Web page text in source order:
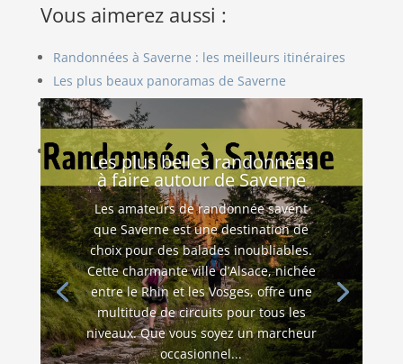
Vous aimerez aussi :
Randonnées à Saverne : les meilleurs itinéraires
Les plus beaux panoramas de Saverne
Saverne, une ville écologique et respectueuse de
l’environnement
Saverne : une destination gastronomique à
découvrir
Les plus belles randonnées
à faire autour de Saverne
Les amateurs de randonnée savent
que Saverne est une destination de
choix pour des balades inoubliables.
Cette charmante ville d’Alsace, nichée
entre le Rhin et les Vosges, offre une
multitude de circuits pour tous les
niveaux. Que vous soyez un marcheur
occasionnel...